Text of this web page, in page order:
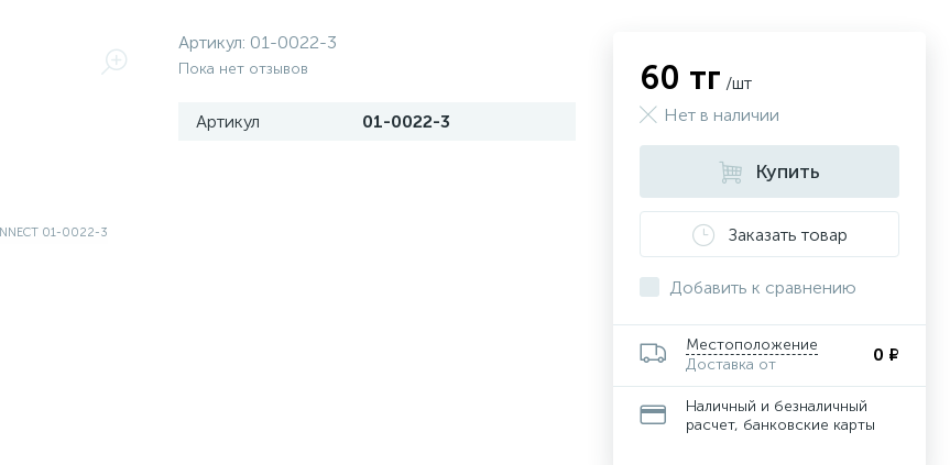
Артикул: 01-0022-3
Пока нет отзывов
Артикул 01-0022-3
60 тг /шт
Нет в наличии
Купить
Заказать товар
Добавить к сравнению
Местоположение
Доставка от
0 ₽
Наличный и безналичный
расчет, банковские карты